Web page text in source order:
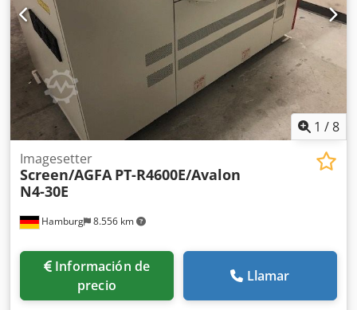
1 /8
Hamburg 8.556 km
Imagesetter
Screen/AGFA PT-R4600E/Avalon
N4-30E
Información de
precio
Llamar